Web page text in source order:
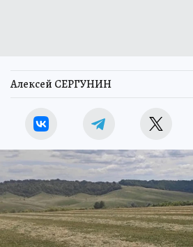
Алексей СЕРГУНИН